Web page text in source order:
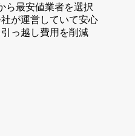
ら最安値業者を選択
が運営していて安心
引っ越し費用を削減